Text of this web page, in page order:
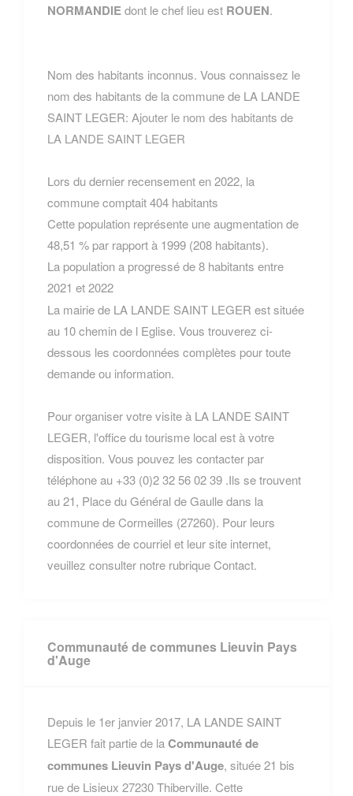
NORMANDIEdont le chef lieu est ROUEN.
Nom des habitants inconnus. Vous connaissez le
nom des habitants de la commune de LA LANDE
SAINT LEGER: Ajouter le nom des habitants de
LA LANDE SAINT LEGER
Lors du dernier recensement en 2022, la
commune comptait 404 habitants
Cette population représente une augmentation de
48,51 % par rapport à 1999 (208 habitants).
La population a progressé de 8 habitants entre
2021 et 2022
La mairie de LA LANDE SAINT LEGER est située
au 10 chemin de l Eglise. Vous trouverez ci-
dessous les coordonnées complètes pour toute
demande ou information.
Pour organiser votre visite à LA LANDE SAINT
LEGER, l'office du tourisme local est à votre
disposition. Vous pouvez les contacter par
téléphone au +33 (0)2 32 56 02 39 .Ils se trouvent
au 21, Place du Général de Gaulle dans la
commune de Cormeilles (27260). Pour leurs
coordonnées de courriel et leur site internet,
veuillez consulter notre rubrique Contact.
Communauté de communes Lieuvin Pays
d'Auge
Depuis le 1er janvier 2017, LA LANDE SAINT
LEGER fait partie de laCommunauté de
communes Lieuvin Pays d'Auge, située 21 bis
rue de Lisieux 27230 Thiberville. Cette